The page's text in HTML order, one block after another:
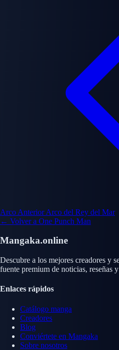
Arco Anterior Arco del Rey del Mar
← Volver a One Punch Man
Mangaka.online
Descubre a los mejores creadores y
fuente premium de noticias, reseñas
Enlaces rápidos
Catálogo manga
Creadores
Blog
Conviértete en Mangaka
Sobre nosotros